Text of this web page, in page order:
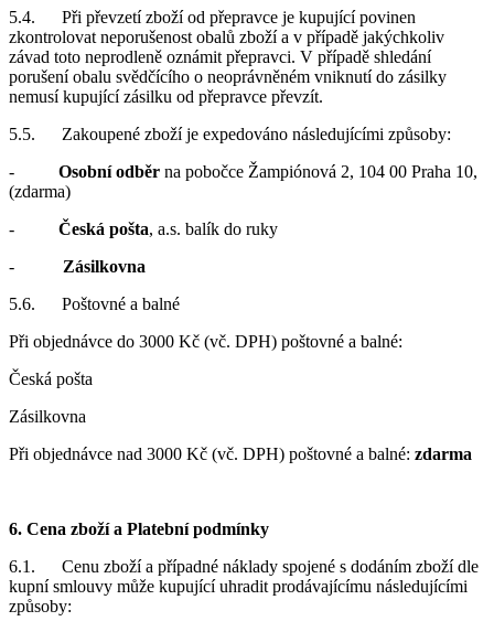
5.4. Při převzetí zboží od přepravce je kupující povinen
zkontrolovat neporušenost obalů zboží a v případě jakýchkoliv
závad toto neprodleně oznámit přepravci. V případě shledání
porušení obalu svědčícího o neoprávněném vniknutí do zásilky
nemusí kupující zásilku od přepravce převzít.
5.5. Zakoupené zboží je expedováno následujícími způsoby:
- Osobní odběr na pobočce Žampiónová 2, 104 00 Praha 10,
(zdarma)
- Česká pošta, a.s. balík do ruky
- Zásilkovna
5.6. Poštovné a balné
Při objednávce do 3000 Kč (vč. DPH) poštovné a balné:
Česká pošta
Zásilkovna
Při objednávce nad 3000 Kč (vč. DPH) poštovné a balné: zdarma
6. Cena zboží a Platební podmínky
6.1. Cenu zboží a případné náklady spojené s dodáním zboží dle
kupní smlouvy může kupující uhradit prodávajícímu následujícími
způsoby: